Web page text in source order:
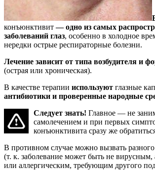
конъюнктивит— одно из самых
заболеваний глаз, особенно в холодное
нередки острые респираторные болезни.
Лечение зависит от типа возбудителя и
(острая или хроническая).
В качестве терапии используют глазные
антибиотики и проверенные народные
Следует знать! Главное — не
самолечением и при первых
конъюнктивита сразу же
В противном случае можно вызвать
(т. к. заболевание может быть не вирусным,
или аллергическим, требующим другого